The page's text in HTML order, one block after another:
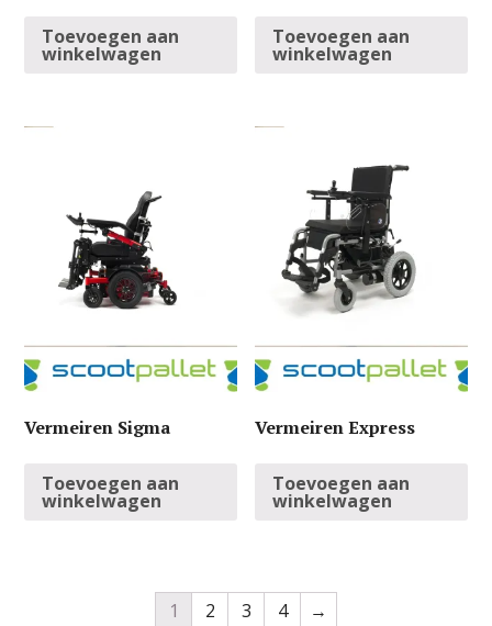
Toevoegen aan
winkelwagen
Toevoegen aan
winkelwagen
Vermeiren Sigma
Toevoegen aan
winkelwagen
Vermeiren Express
Toevoegen aan
winkelwagen
1 2 3 4 →